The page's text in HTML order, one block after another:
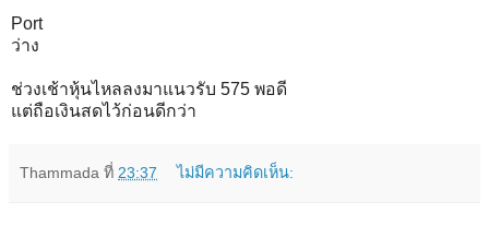
Port
ว่าง
ช่วงเช้าหุ้นไหลลงมาแนวรับ 575 พอดี
แต่ถือเงินสดไว้ก่อนดีกว่า
Thammada ที่ 23:37 ไม่มีความคิดเห็น: